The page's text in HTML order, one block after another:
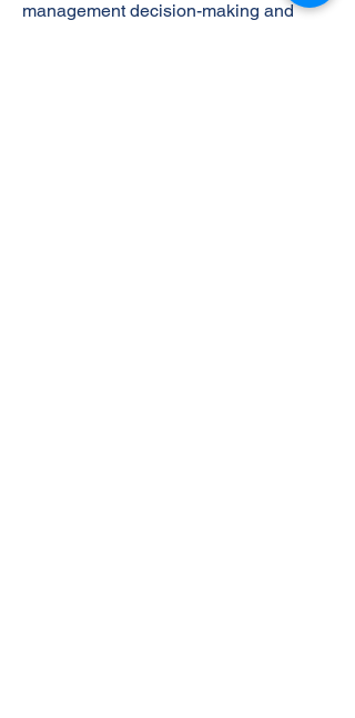
management decision-making and